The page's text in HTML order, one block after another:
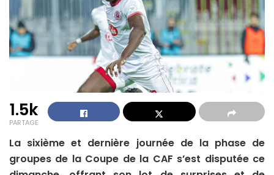
1.5k
PARTAGE
La sixième et dernière journée de la phase de
groupes de la Coupe de la CAF s’est disputée ce